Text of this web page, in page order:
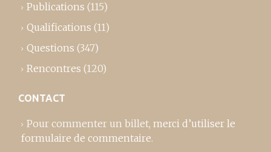
Publications (115)
Qualifications (11)
Questions (347)
Rencontres (120)
CONTACT
Pour commenter un billet, merci d’utiliser le
formulaire de commentaire.